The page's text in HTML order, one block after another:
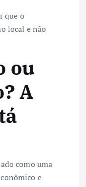
que o
local e não
ou
A
como uma
e